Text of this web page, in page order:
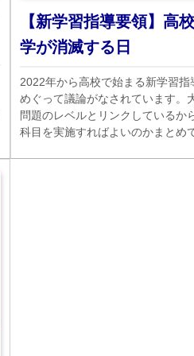
【新学習指導要領】高
学が消滅する日
2022年から高校で始まる新学習指
めぐって議論がなされています。
問題のレベルとリンクしているか
科目を実施すればよいのかまとめ